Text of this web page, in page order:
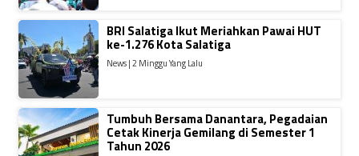
BRI Salatiga Ikut Meriahkan Pawai HUT
ke-1.276 Kota Salatiga
News | 2 Minggu Yang Lalu
Tumbuh Bersama Danantara, Pegadaian
Cetak Kinerja Gemilang di Semester 1
Tahun 2026